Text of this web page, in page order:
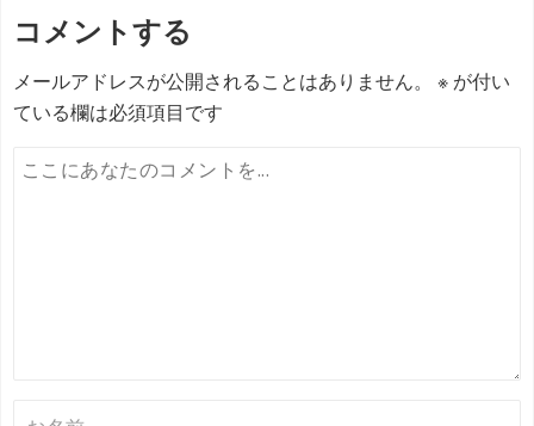
ナ
ビ
ゲ
ー
コメントする
メールアドレスが公開されることはありません。 ※ が付い
ている欄は必須項目です